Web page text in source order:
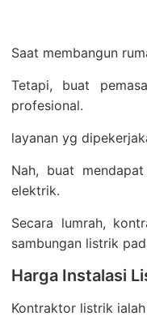
Saat membangun
Tetapi, buat
profesional.
layanan yg
Nah, buat
elektrik.
Secara lumrah,
sambungan listrik
Harga Instalasi
Kontraktor listrik